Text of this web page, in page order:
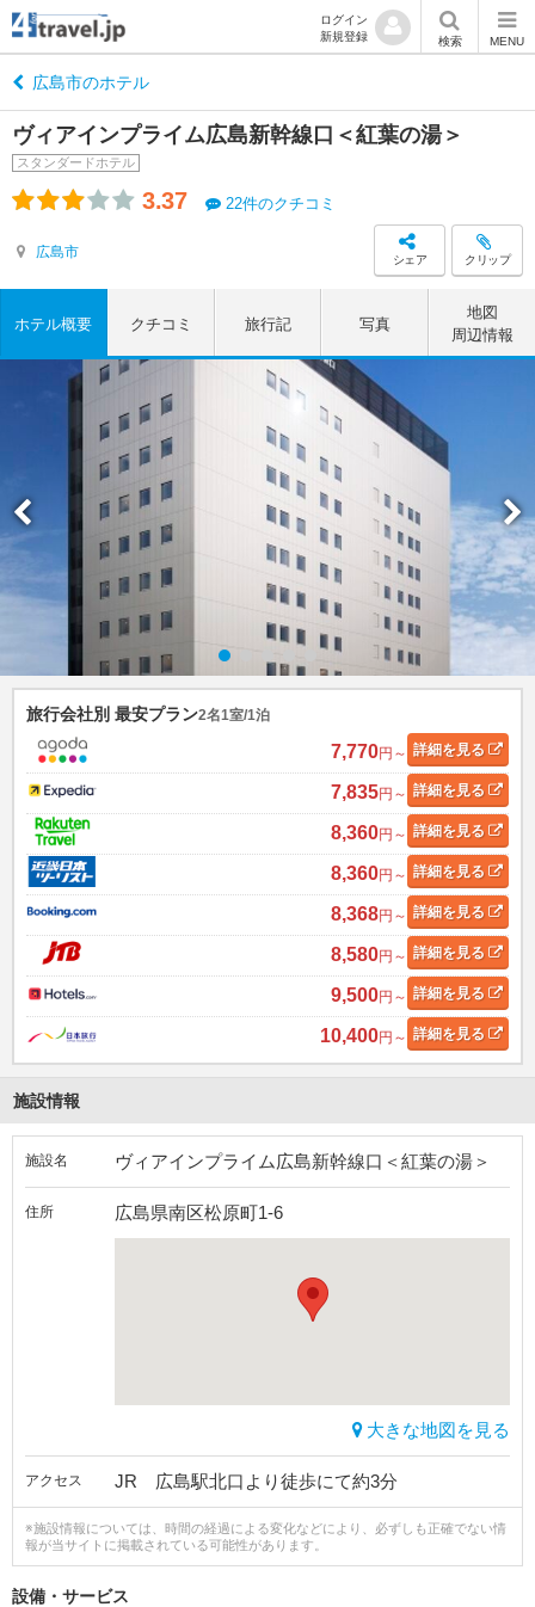
ログイン
新規登録
検索 MENU
広島市のホテル
ヴィアインプライム広島新幹線口＜紅葉の湯＞
スタンダードホテル
3.37 22件のクチコミ
広島市 シェア クリップ
ホテル概要 クチコミ 旅行記 写真
地図
周辺情報
旅行会社別 最安プラン2名1室/1泊
7,770円～ 詳細を見る
7,835円～ 詳細を見る
8,360円～ 詳細を見る
8,360円～ 詳細を見る
8,368円～ 詳細を見る
8,580円～ 詳細を見る
9,500円～ 詳細を見る
10,400円～ 詳細を見る
施設情報
施設名 ヴィアインプライム広島新幹線口＜紅葉の湯＞
住所 広島県南区松原町1-6
大きな地図を見る
アクセス JR 広島駅北口より徒歩にて約3分
※施設情報については、時間の経過による変化などにより、必ずしも正確でない情
報が当サイトに掲載されている可能性があります。
設備・サービス